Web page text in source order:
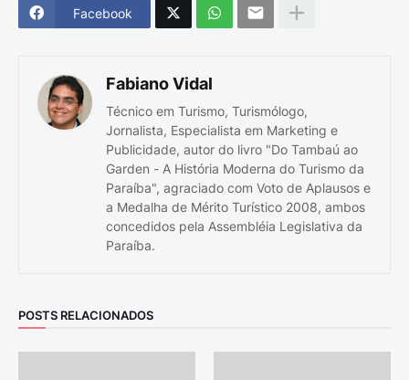
Facebook
Fabiano Vidal
Técnico em Turismo, Turismólogo,
Jornalista, Especialista em Marketing e
Publicidade, autor do livro "Do Tambaú ao
Garden - A História Moderna do Turismo da
Paraíba", agraciado com Voto de Aplausos e
a Medalha de Mérito Turístico 2008, ambos
concedidos pela Assembléia Legislativa da
Paraíba.
POSTS RELACIONADOS